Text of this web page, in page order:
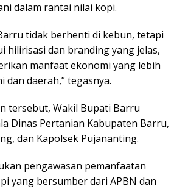
dalam rantai nilai kopi.
tidak berhenti di kebun, tetapi
hilirisasi dan branding yang jelas,
manfaat ekonomi yang lebih
dan daerah,” tegasnya.
tersebut, Wakil Bupati Barru
Dinas Pertanian Kabupaten Barru,
dan Kapolsek Pujananting.
pengawasan pemanfaatan
yang bersumber dari APBN dan